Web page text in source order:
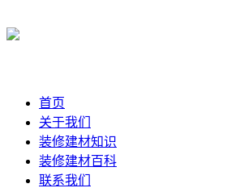
首页
关于我们
装修建材知识
装修建材百科
联系我们